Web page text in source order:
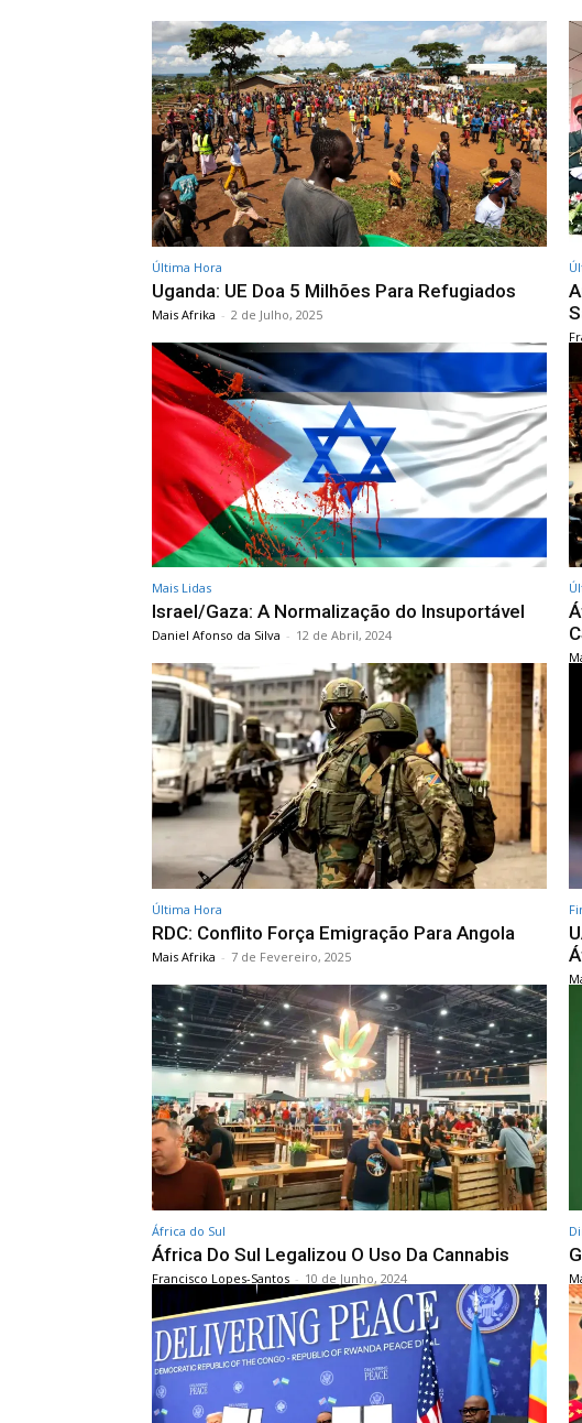
Última Hora
Uganda: UE Doa 5 Milhões Para Refugiados
Mais Afrika - 2 de Julho, 2025
Mais Lidas
Israel/Gaza: A Normalização do Insuportável
Daniel Afonso da Silva - 12 de Abril, 2024
Última Hora
RDC: Conflito Força Emigração Para Angola
Mais Afrika - 7 de Fevereiro, 2025
África do Sul
África Do Sul Legalizou O Uso Da Cannabis
Francisco Lopes-Santos - 10 de Junho, 2024